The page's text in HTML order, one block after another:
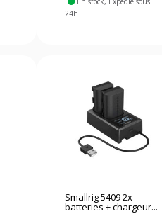
24h
Smallrig 5409 2x
batteries + chargeur...